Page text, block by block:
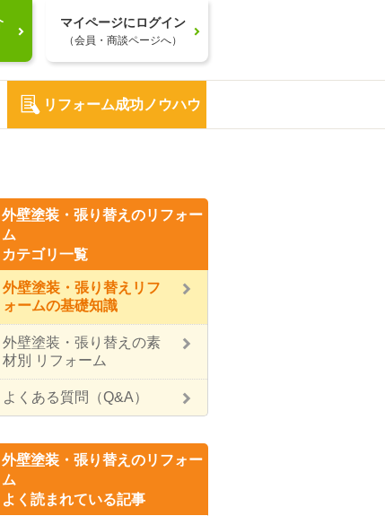
マイページにログイン
（会員・商談ページへ）
リフォーム成功ノウハウ
外壁塗装・張り替えのリフォー
ム
カテゴリ一覧
外壁塗装・張り替えリフ
ォームの基礎知識
外壁塗装・張り替えの素
材別 リフォーム
よくある質問（Q&A）
外壁塗装・張り替えのリフォー
ム
よく読まれている記事